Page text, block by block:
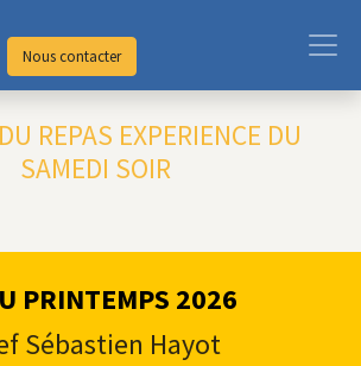
Nous contacter
REPAS EXPERIENCE DU
SAMEDI SOIR
PRINTEMPS 2026
Sébastien Hayot